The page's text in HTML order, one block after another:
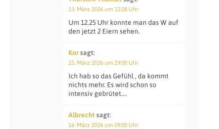
13. März 2026 um 12:28 Uhr
Um 12.25 Uhr konnte man das W auf
den jetzt 2 Eiern sehen.
Korsagt:
15. März 2026 um 19:00 Uhr
Ich hab so das Gefühl , da kommt
nichts mehr. Es wird schon so
intensiv gebrütet….
Albrechtsagt:
16. März 2026 um 09:00 Uhr